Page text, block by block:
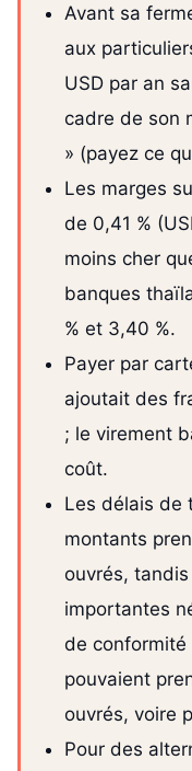
Avant sa
aux
USD par an
cadre de son
» (payez ce
Les marges
de 0,41 %
moins cher
banques
% et 3,40 %.
Payer par
ajoutait des
; le virement
coût.
Les délais de
montants
ouvrés,
importantes
de conformité
pouvaient
ouvrés, voire
Pour des